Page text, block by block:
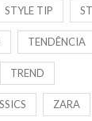
STYLE TIP
TENDÊNCIA
TREND
ZARA